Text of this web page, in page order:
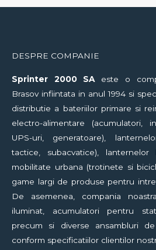
DESPRE COMPANIE
Sprinter 2000 SAeste o
Brasov infiintata in anul 1994 si
distributie a bateriilor primare si
electro-alimentare (acumulatori,
UPS-uri, generatoare),
tactice, subacvatice),
mobilitate urbana (trotinete si
game largi de produse pentru
De asemenea, compania
iluminat, acumulatori pentru
precum si diverse ansambluri
conform specificatiilor clientilor